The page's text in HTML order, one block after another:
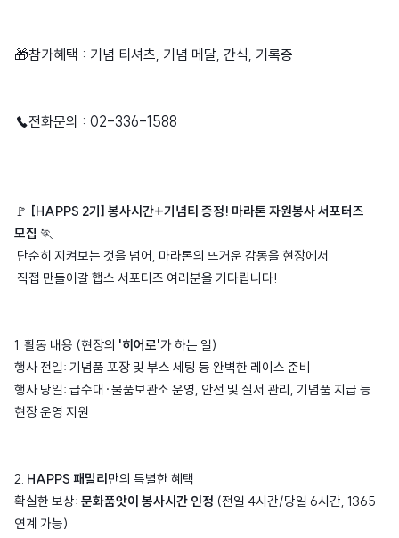
🎁참가혜택 : 기념 티셔츠, 기념 메달, 간식, 기록증
☎전화문의 : 02-336-1588
🚩 [HAPPS 2기] 봉사시간+기념티 증정! 마라톤 자원봉사 서포터즈
모집 🏃‍
단순히 지켜보는 것을 넘어, 마라톤의 뜨거운 감동을 현장에서
직접 만들어갈 햅스 서포터즈 여러분을 기다립니다!
1. 활동 내용 (현장의 '히어로'가 하는 일)
행사 전일: 기념품 포장 및 부스 세팅 등 완벽한 레이스 준비
행사 당일: 급수대·물품보관소 운영, 안전 및 질서 관리, 기념품 지급 등
현장 운영 지원
2. HAPPS 패밀리 만의 특별한 혜택
확실한 보상: 문화품앗이 봉사시간 인정 (전일 4시간/당일 6시간, 1365
연계 가능)